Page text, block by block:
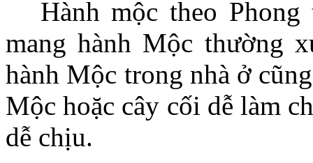
Hành mộc theo Phong
mang hành Mộc thường
hành Mộc trong nhà ở
Mộc hoặc cây cối dễ làm
dễ chịu.